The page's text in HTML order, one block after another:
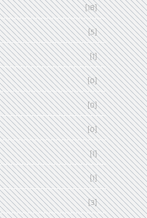
[18]
[5]
[1]
[0]
[0]
[0]
[1]
[1]
[3]